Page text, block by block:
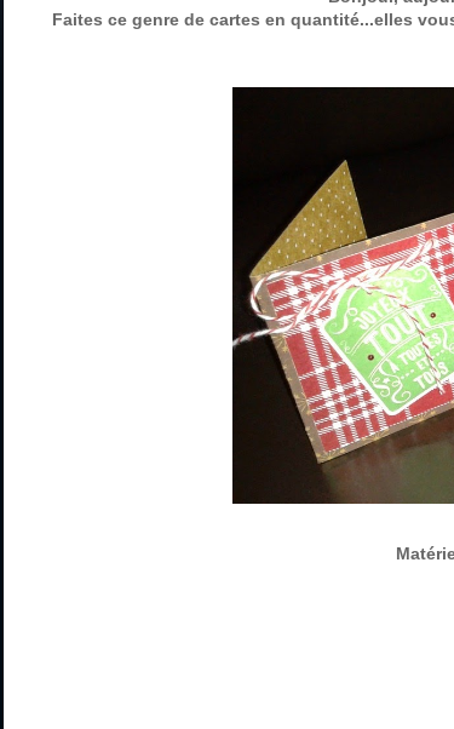
Faites ce genre de cartes en quantité...elles